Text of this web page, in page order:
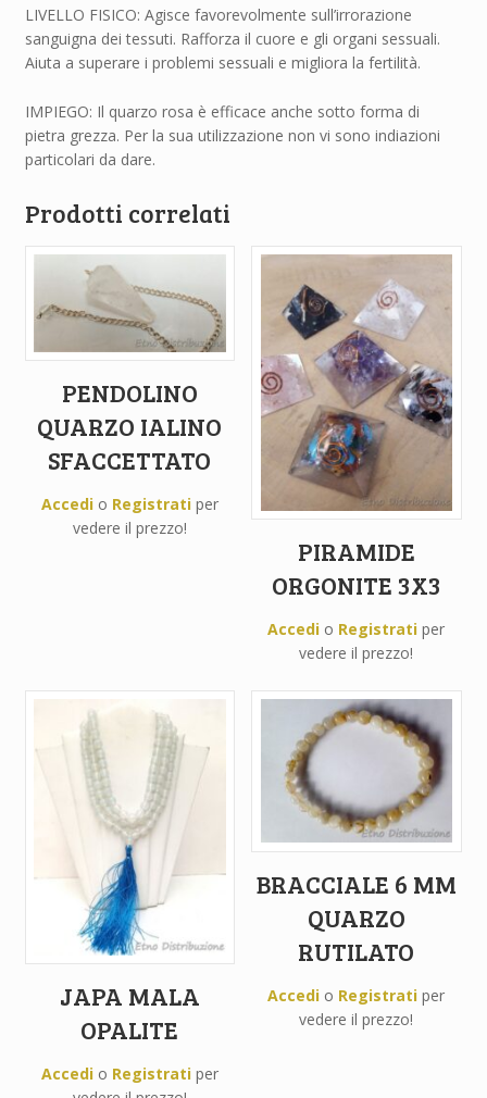
LIVELLO FISICO: Agisce favorevolmente sull’irrorazione
sanguigna dei tessuti. Rafforza il cuore e gli organi sessuali.
Aiuta a superare i problemi sessuali e migliora la fertilità.
IMPIEGO: Il quarzo rosa è efficace anche sotto forma di
pietra grezza. Per la sua utilizzazione non vi sono indiazioni
particolari da dare.
Prodotti correlati
PENDOLINO
QUARZO IALINO
SFACCETTATO
Accedio Registratiper
vedere il prezzo!
PIRAMIDE
ORGONITE 3X3
Accedi o Registrati per
vedere il prezzo!
JAPA MALA
OPALITE
Accedio Registratiper
BRACCIALE 6 MM
QUARZO
RUTILATO
Accedi o Registrati per
vedere il prezzo!